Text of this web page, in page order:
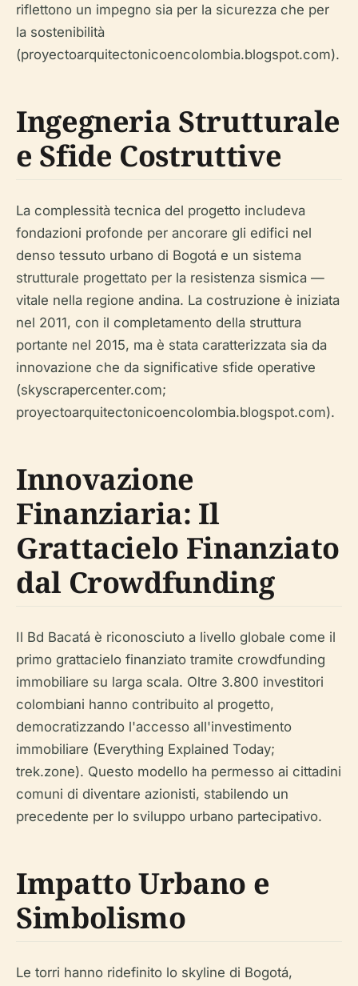
riflettono un impegno sia per la sicurezza che per
la sostenibilità
(proyectoarquitectonicoencolombia.blogspot.com).
Ingegneria Strutturale
e Sfide Costruttive
La complessità tecnica del progetto includeva
fondazioni profonde per ancorare gli edifici nel
denso tessuto urbano di Bogotá e un sistema
strutturale progettato per la resistenza sismica —
vitale nella regione andina. La costruzione è iniziata
nel 2011, con il completamento della struttura
portante nel 2015, ma è stata caratterizzata sia da
innovazione che da significative sfide operative
(skyscrapercenter.com;
proyectoarquitectonicoencolombia.blogspot.com).
Innovazione
Finanziaria: Il
Grattacielo Finanziato
dal Crowdfunding
Il Bd Bacatá è riconosciuto a livello globale come il
primo grattacielo finanziato tramite crowdfunding
immobiliare su larga scala. Oltre 3.800 investitori
colombiani hanno contribuito al progetto,
democratizzando l'accesso all'investimento
immobiliare (Everything Explained Today;
trek.zone). Questo modello ha permesso ai cittadini
comuni di diventare azionisti, stabilendo un
precedente per lo sviluppo urbano partecipativo.
Impatto Urbano e
Simbolismo
Le torri hanno ridefinito lo skyline di Bogotá,